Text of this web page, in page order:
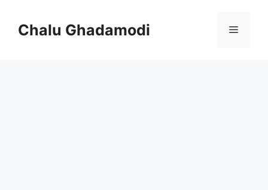
contentChalu Ghadamodi Menu